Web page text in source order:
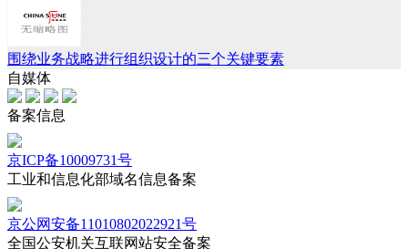
围绕业务战略进行组织设计的三个关键要素
自媒体
备案信息
京ICP备10009731号
工业和信息化部域名信息备案
京公网安备11010802022921号
全国公安机关互联网站安全备案